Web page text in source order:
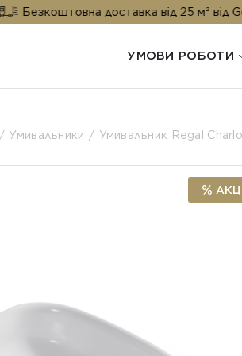
Безкоштовна доставка від 25 м² від
УМОВИ РОБОТИ
Умивальники Умивальник Regal